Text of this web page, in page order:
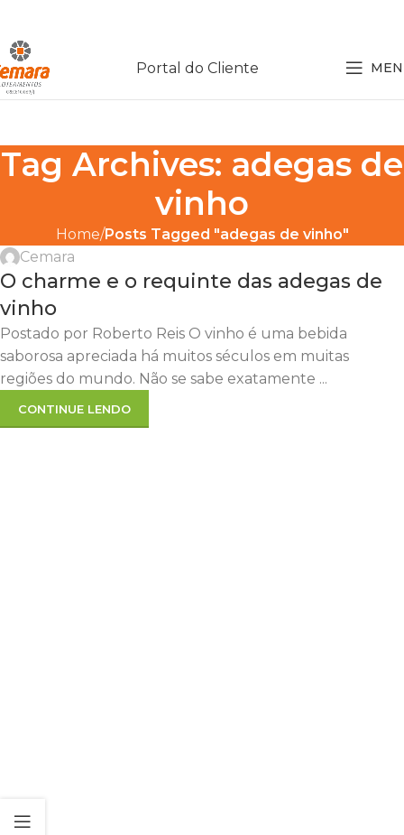
Portal do Cliente
Tag Archives: adegas de
vinho
Home Posts Tagged "adegas de vinho"
Cemara
O charme e o requinte das adegas de
vinho
Postado por Roberto Reis O vinho é uma bebida
saborosa apreciada há muitos séculos em muitas
regiões do mundo. Não se sabe exatamente ...
CONTINUE LENDO